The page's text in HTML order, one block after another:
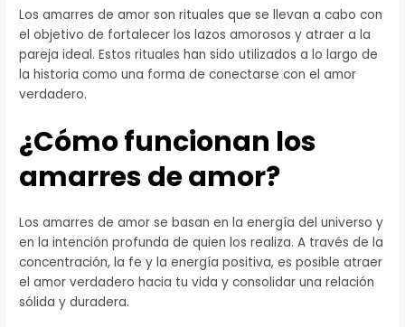
Los amarres de amor son rituales que se llevan a cabo con
el objetivo de fortalecer los lazos amorosos y atraer a la
pareja ideal. Estos rituales han sido utilizados a lo largo de
la historia como una forma de conectarse con el amor
verdadero.
¿Cómo funcionan los
amarres de amor?
Los amarres de amor se basan en la energía del universo y
en la intención profunda de quien los realiza. A través de la
concentración, la fe y la energía positiva, es posible atraer
el amor verdadero hacia tu vida y consolidar una relación
sólida y duradera.